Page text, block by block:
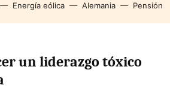
Energía eólica Alemania Pensión
un liderazgo tóxico